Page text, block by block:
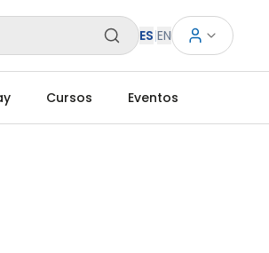
ES|EN
Cursos Eventos